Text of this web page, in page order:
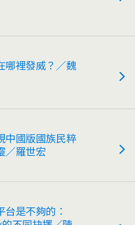
哪裡發威？／魏
中國版國族民粹
／羅世宏
是不夠的：